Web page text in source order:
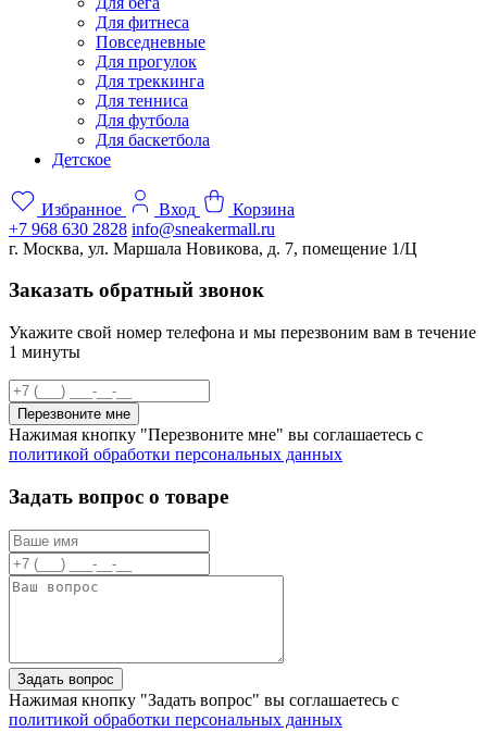
Для фитнеса
Повседневные
Для прогулок
Для треккинга
Для тенниса
Для футбола
Для баскетбола
Детское
Избранное Вход
Корзина
+7 968 630 2828 info@sneakermall.ru
г. Москва, ул. Маршала Новикова, д. 7, помещение 1/Ц
Заказать обратный звонок
Укажите свой номер телефона и мы перезвоним вам в течение
1 минуты
Перезвоните мне
Нажимая кнопку "Перезвоните мне" вы соглашаетесь с
политикой обработки персональных данных
Задать вопрос о товаре
Задать вопрос
Нажимая кнопку "Задать вопрос" вы соглашаетесь с
политикой обработки персональных данных